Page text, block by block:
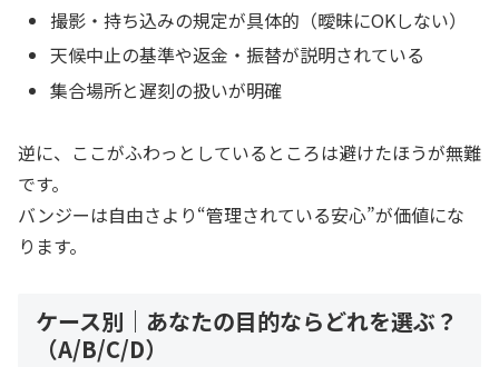
撮影・持ち込みの規定が具体的（曖昧にOKしない）
天候中止の基準や返金・振替が説明されている
集合場所と遅刻の扱いが明確
逆に、ここがふわっとしているところは避けたほうが無難
です。
バンジーは自由さより“管理されている安心”が価値にな
ります。
ケース別｜あなたの目的ならどれを選ぶ？
（A/B/C/D）